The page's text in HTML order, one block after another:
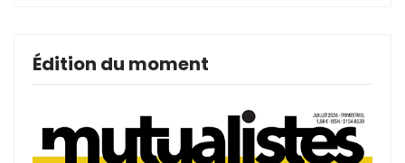
Édition du moment